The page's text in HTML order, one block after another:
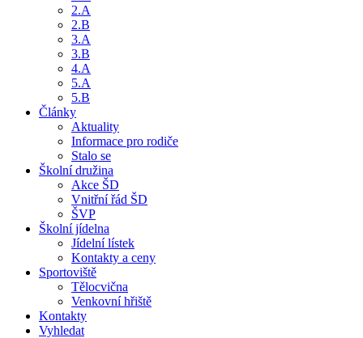
2.A
2.B
3.A
3.B
4.A
5.A
5.B
Články
Aktuality
Informace pro rodiče
Stalo se
Školní družina
Akce ŠD
Vnitřní řád ŠD
ŠVP
Školní jídelna
Jídelní lístek
Kontakty a ceny
Sportoviště
Tělocvična
Venkovní hřiště
Kontakty
Vyhledat